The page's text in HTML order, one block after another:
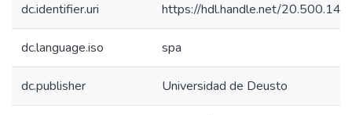
dc.identifier.uri https://hdl.handle.net/
dc.language.iso spa
dc.publisher Universidad de Deusto